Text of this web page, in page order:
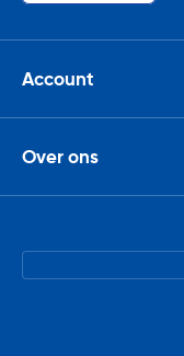
Account
Over ons